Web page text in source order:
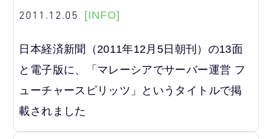
2011.12.05 [INFO]
日本経済新聞（2011年12月5日朝刊）の13面
と電子版に、「マレーシアでサーバー運営 フ
ューチャースピリッツ」というタイトルで掲
載されました